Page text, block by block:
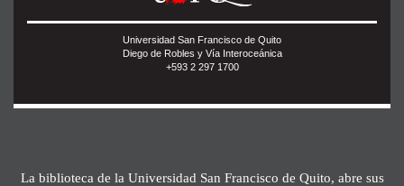
Universidad San Francisco de Quito
Diego de Robles y Vía Interoceánica
+593 2 297 1700
La biblioteca de la Universidad San Francisco de Quito, abre sus